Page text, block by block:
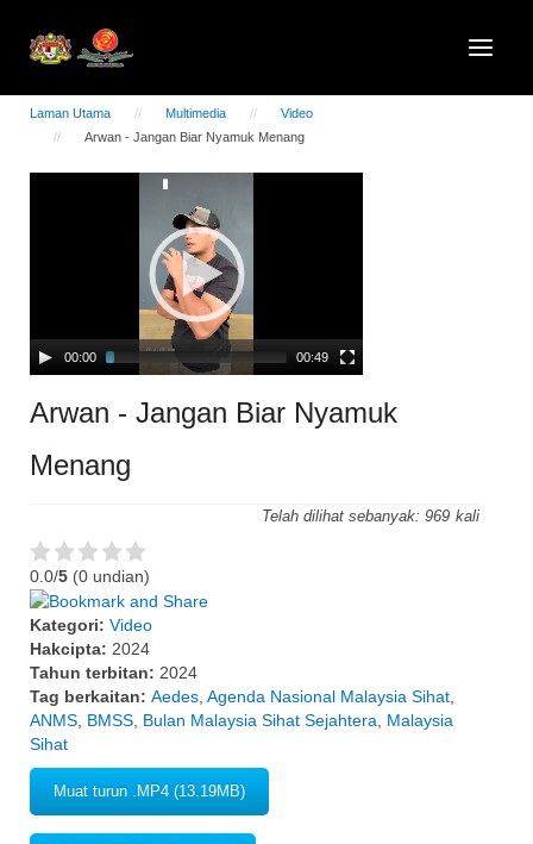
Laman Utama Multimedia
Video
Arwan - Jangan Biar Nyamuk Menang
00:00 00:49
Arwan - Jangan Biar Nyamuk
Menang
Telah dilihat sebanyak: 969
0.0/5 (0 undian)
Kategori: Video
Hakcipta: 2024
Tahun terbitan: 2024
Tag berkaitan: Aedes, Agenda Nasional Malaysia Sihat,
ANMS, BMSS, Bulan Malaysia Sihat Sejahtera, Malaysia
Sihat
Muat turun .MP4 (13.19MB)